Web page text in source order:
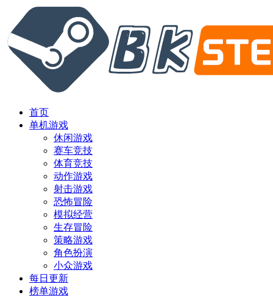
首页
单机游戏
休闲游戏
赛车竞技
体育竞技
动作游戏
射击游戏
恐怖冒险
模拟经营
生存冒险
策略游戏
角色扮演
小众游戏
每日更新
榜单游戏